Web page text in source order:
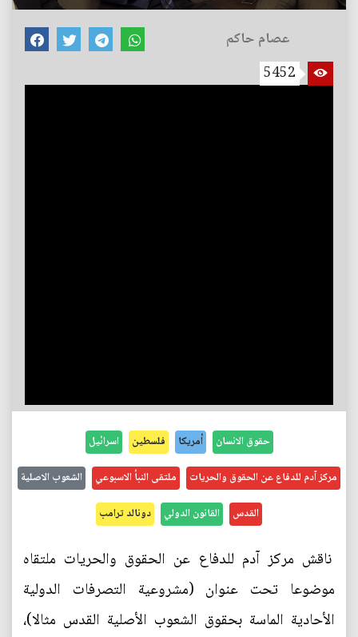
عصام حاكم
5452
حقوق الانسان أمريكا فلسطين اسرائيل
مركز آدم للدفاع عن الحقوق والحريات ملتقى النبأ الاسبوعي الشعوب الاصلية
القدس القانون الدولي دونالد ترامب
ناقش مركز آدم للدفاع عن الحقوق والحريات ملتقاه
موضوعا تحت عنوان (مشروعية التصرفات الدولية
الأحادية الماسة بحقوق الشعوب الأصلية القدس مثالا)،